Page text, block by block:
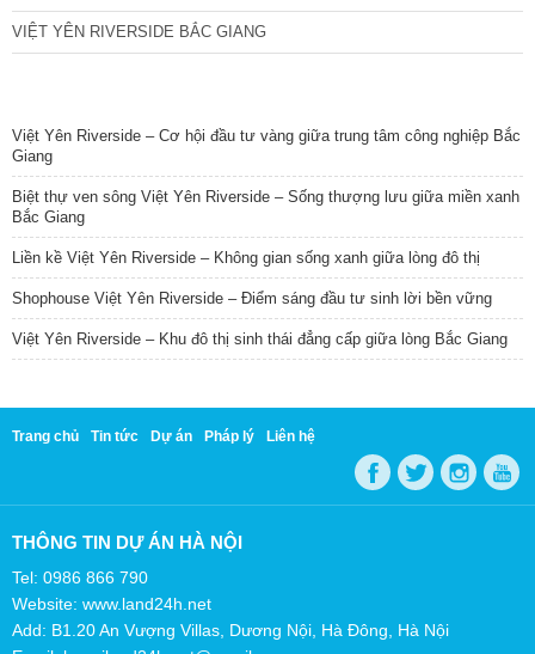
VIỆT YÊN RIVERSIDE BẮC GIANG
Việt Yên Riverside – Cơ hội đầu tư vàng giữa trung tâm công nghiệp Bắc
Giang
Biệt thự ven sông Việt Yên Riverside – Sống thượng lưu giữa miền xanh
Bắc Giang
Liền kề Việt Yên Riverside – Không gian sống xanh giữa lòng đô thị
Shophouse Việt Yên Riverside – Điểm sáng đầu tư sinh lời bền vững
Việt Yên Riverside – Khu đô thị sinh thái đẳng cấp giữa lòng Bắc Giang
Trang chủ Tin tức Dự án Pháp lý Liên hệ
THÔNG TIN DỰ ÁN HÀ NỘI
Tel: 0986 866 790
Website: www.land24h.net
Add: B1.20 An Vượng Villas, Dương Nội, Hà Đông, Hà Nội